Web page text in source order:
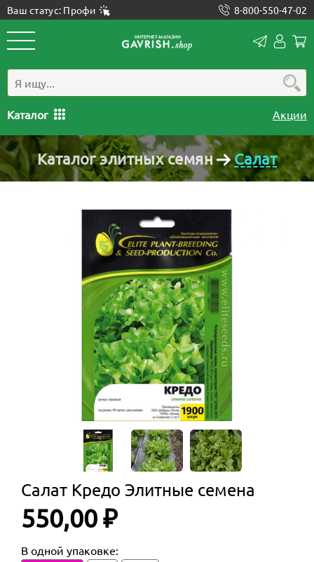
Ваш статус: Профи 8-800-550-47-02
Каталог Акции
Каталог элитных семян Салат
Салат Кредо Элитные семена
550,00 ₽
В одной упаковке: